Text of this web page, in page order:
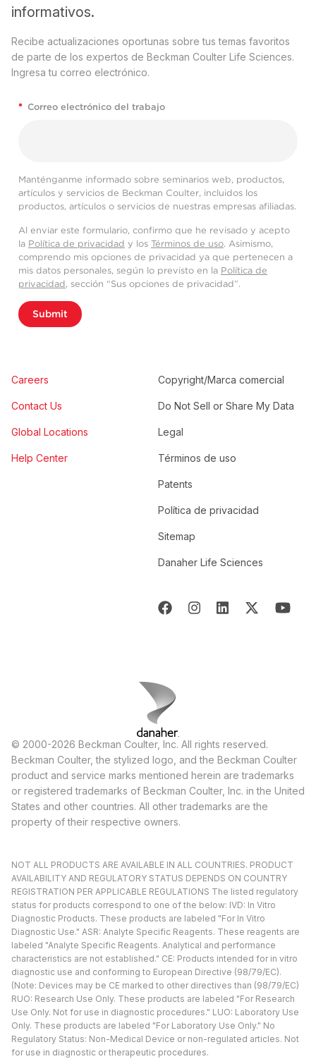
informativos.
Recibe actualizaciones oportunas sobre tus temas favoritos
de parte de los expertos de Beckman Coulter Life Sciences.
Ingresa tu correo electrónico.
* Correo electrónico del trabajo
Manténganme informado sobre seminarios web, productos,
artículos y servicios de Beckman Coulter, incluidos los
productos, artículos o servicios de nuestras empresas afiliadas.
Al enviar este formulario, confirmo que he revisado y acepto
la Política de privacidad y los Términos de uso. Asimismo,
comprendo mis opciones de privacidad ya que pertenecen a
mis datos personales, según lo previsto en la Política de
privacidad, sección “Sus opciones de privacidad”.
Submit
Careers
Contact Us
Global Locations
Help Center
Copyright/Marca comercial
Do Not Sell or Share My Data
Legal
Términos de uso
Patents
Política de privacidad
Sitemap
Danaher Life Sciences
© 2000-2026 Beckman Coulter, Inc. All rights reserved.
Beckman Coulter, the stylized logo, and the Beckman Coulter
product and service marks mentioned herein are trademarks
or registered trademarks of Beckman Coulter, Inc. in the United
States and other countries. All other trademarks are the
property of their respective owners.
NOT ALL PRODUCTS ARE AVAILABLE IN ALL COUNTRIES. PRODUCT
AVAILABILITY AND REGULATORY STATUS DEPENDS ON COUNTRY
REGISTRATION PER APPLICABLE REGULATIONS The listed regulatory
status for products correspond to one of the below: IVD: In Vitro
Diagnostic Products. These products are labeled "For In Vitro
Diagnostic Use." ASR: Analyte Specific Reagents. These reagents are
labeled "Analyte Specific Reagents. Analytical and performance
characteristics are not established." CE: Products intended for in vitro
diagnostic use and conforming to European Directive (98/79/EC).
(Note: Devices may be CE marked to other directives than (98/79/EC)
RUO: Research Use Only. These products are labeled "For Research
Use Only. Not for use in diagnostic procedures." LUO: Laboratory Use
Only. These products are labeled "For Laboratory Use Only." No
Regulatory Status: Non-Medical Device or non-regulated articles. Not
for use in diagnostic or therapeutic procedures.